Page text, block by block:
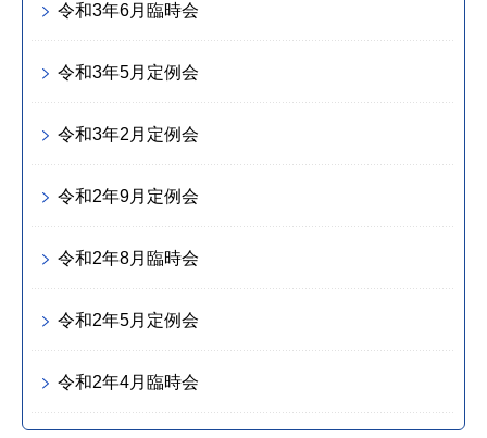
令和3年6月臨時会
令和3年5月定例会
令和3年2月定例会
令和2年9月定例会
令和2年8月臨時会
令和2年5月定例会
令和2年4月臨時会